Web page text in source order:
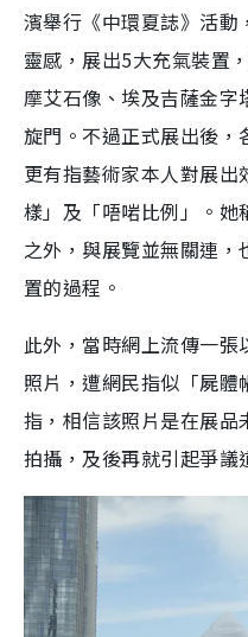
濱舉行《中環夏誌》活
靈感，展出5大充氣裝置
摩艾石像、埃及吉薩金
旋門。不過正式展出後，
更有指藝術家本人對展
樣」及「唔啱比例」。她
之外，與展覽並無關連
置的過程。
此外，當時網上流傳一
照片，遭網民指似「屍體
指，相信該照片是在展
拍攝，及後再就引起爭議